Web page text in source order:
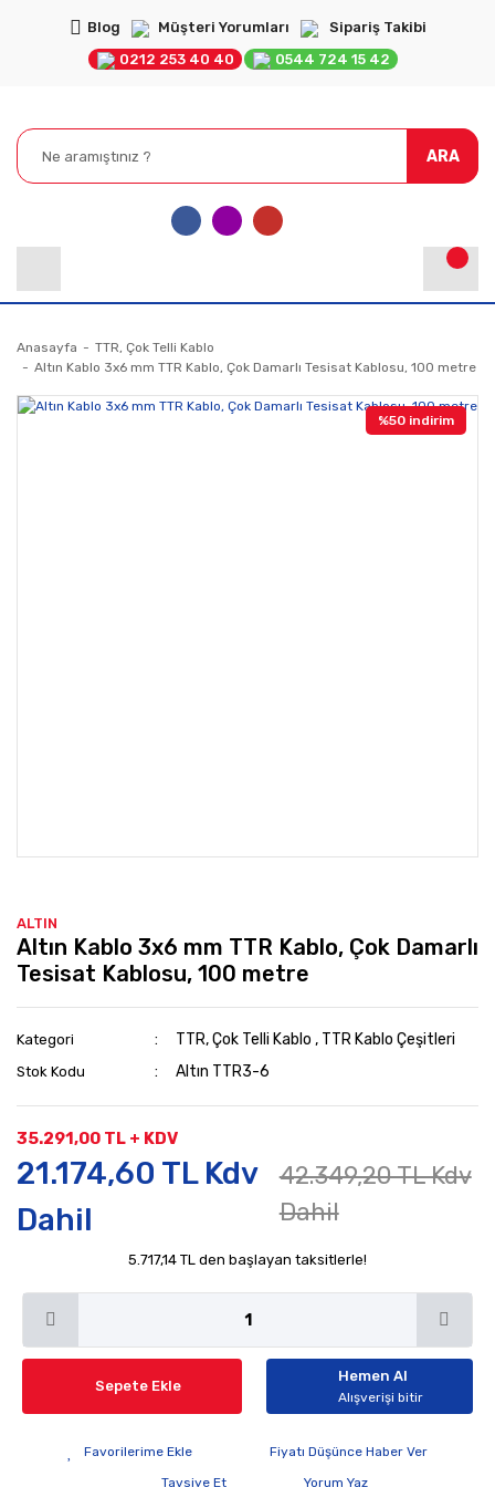
Blog Müşteri Yorumları
Sipariş Takibi
0212 253 40 40
0544 724 15 42
ARA
Anasayfa
TTR, Çok Telli Kablo
Altın Kablo 3x6 mm TTR Kablo, Çok Damarlı Tesisat Kablosu, 100 metre
%50 indirim
ALTIN
Altın Kablo 3x6 mm TTR Kablo, Çok Damarlı
Tesisat Kablosu, 100 metre
Kategori TTR, Çok Telli Kablo , TTR Kablo Çeşitleri
Stok Kodu Altın TTR3-6
35.291,00 TL + KDV
21.174,60 TL Kdv
Dahil
42.349,20 TL Kdv
Dahil
5.717,14 TL den başlayan taksitlerle!
Sepete Ekle
Hemen Al
Alışverişi bitir
Fiyatı Düşünce Haber Ver
Tavsiye Et
Yorum Yaz